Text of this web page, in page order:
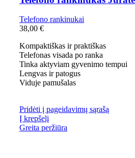
Telefono rankinukai
38,00 €
Kompaktiškas ir praktiškas
Telefonas visada po ranka
Tinka aktyviam gyvenimo tempui
Lengvas ir patogus
Viduje pamušalas
Pridėti į pageidavimų sąrašą
Į krepšelį
Greita peržiūra